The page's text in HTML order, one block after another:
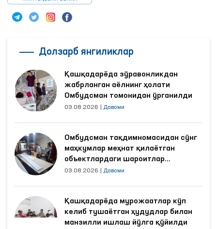
Долзарб янгиликлар
Қашқадарёда зўравонликдан
жабрланган аёлнинг ҳолати
Омбудсман томонидан ўрганилди
03.08.2026 Давоми
Омбудсман тақдимномасидан сўнг
маҳкумлар меҳнат қилаётган
объектлардаги шароитлар
яхшиланди
03.08.2026 Давоми
Қашқадарёда мурожаатлар кўп
келиб тушаётган ҳудудлар билан
манзилли ишлаш йўлга қўйилди